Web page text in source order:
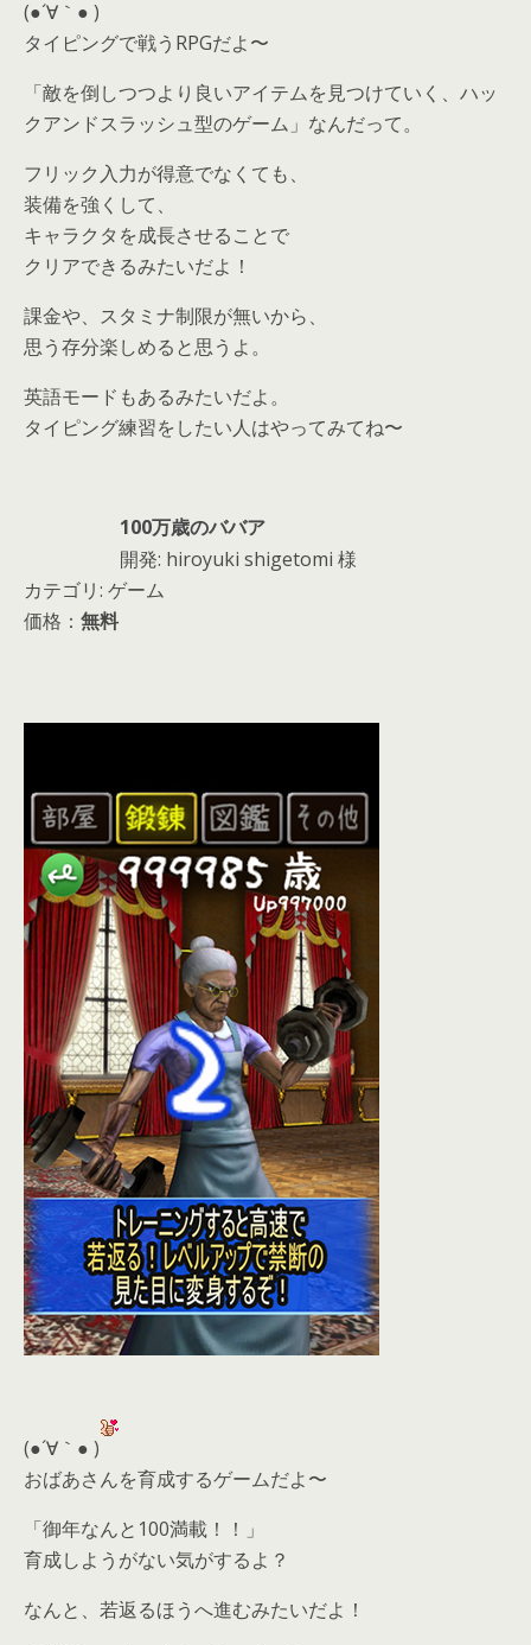
(●´∀｀● )
タイピングで戦うRPGだよ〜
「敵を倒しつつより良いアイテムを見つけていく、ハッ
クアンドスラッシュ型のゲーム」なんだって。
フリック入力が得意でなくても、
装備を強くして、
キャラクタを成長させることで
クリアできるみたいだよ！
課金や、スタミナ制限が無いから、
思う存分楽しめると思うよ。
英語モードもあるみたいだよ。
タイピング練習をしたい人はやってみてね〜
100万歳のババア
開発: hiroyuki shigetomi 様
カテゴリ: ゲーム
価格： 無料
(●´∀｀● )
おばあさんを育成するゲームだよ〜
「御年なんと100満載！！」
育成しようがない気がするよ？
なんと、若返るほうへ進むみたいだよ！